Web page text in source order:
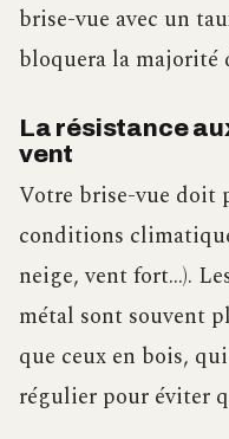
brise-vue avec un
bloquera la majorité
La résistance
vent
Votre brise-vue doit
conditions
neige, vent fort…).
métal sont souvent
que ceux en bois,
régulier pour éviter